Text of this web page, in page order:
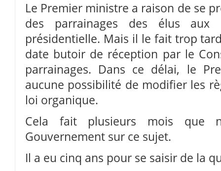
Le Premier ministre a raison de se
des parrainages des élus aux
présidentielle. Mais il le fait trop
date butoir de réception par le
parrainages. Dans ce délai, le
aucune possibilité de modifier les
loi organique.
Cela fait plusieurs mois que
Gouvernement sur ce sujet.
Il a eu cinq ans pour se saisir de la